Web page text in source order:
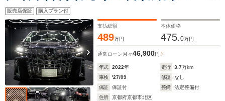
ラー シートベンチレーション 両側パワースライド
ドア 7人乗り レーダークルーズ シートベンチレーシ
ョンBOOK一式 スペアキー
販売店保証 購入プラン付
支払総額
489万円
本体価格
475.0万円
通常ローン 月々46,900円
年式 2022年 走行 3.7万km
車検
'27/09 修復
なし
保証
保証付 整備
法定整備付
住所
京都府京都市北区